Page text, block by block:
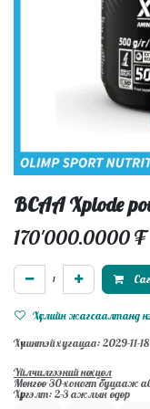
BCAA Xplode
170'000.0000₮
Хүслийн жагсаалтанд
Хүчинтэй хугацаа: 2029-11-18
Үйлчилгээний нөхцөл
Мөнгөө 30-хоногт буцааж
Хүргэлт: 2-3 ажлын өдөр